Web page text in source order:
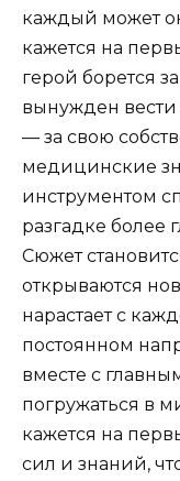
каждый может
кажется на
герой борется
вынужден
— за свою
медицинские
инструментом
разгадке более
Сюжет
открываются
нарастает с
постоянном
вместе с
погружаться в
кажется на
сил и знаний,